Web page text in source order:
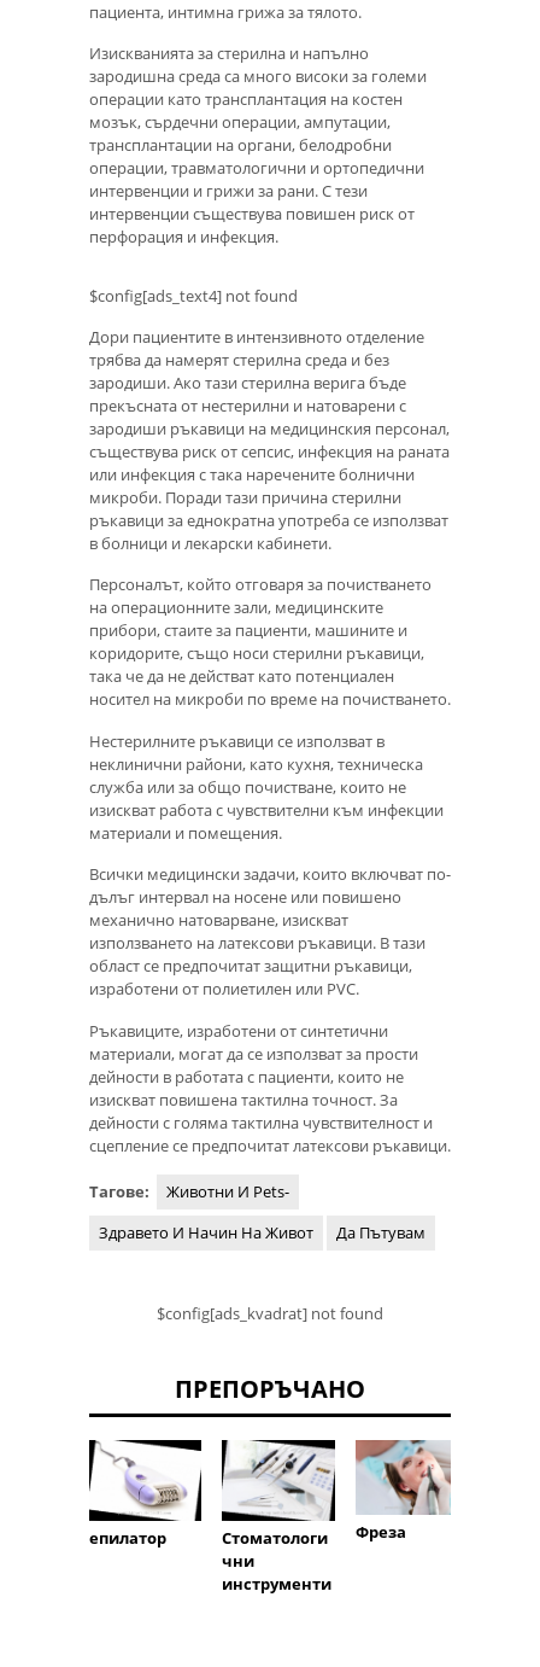
пациента, интимна грижа за тялото.
Изискванията за стерилна и напълно
зародишна среда са много високи за големи
операции като трансплантация на костен
мозък, сърдечни операции, ампутации,
трансплантации на органи, белодробни
операции, травматологични и ортопедични
интервенции и грижи за рани. С тези
интервенции съществува повишен риск от
перфорация и инфекция.
$config[ads_text4] not found
Дори пациентите в интензивното отделение
трябва да намерят стерилна среда и без
зародиши. Ако тази стерилна верига бъде
прекъсната от нестерилни и натоварени с
зародиши ръкавици на медицинския персонал,
съществува риск от сепсис, инфекция на раната
или инфекция с така наречените болнични
микроби. Поради тази причина стерилни
ръкавици за еднократна употреба се използват
в болници и лекарски кабинети.
Персоналът, който отговаря за почистването
на операционните зали, медицинските
прибори, стаите за пациенти, машините и
коридорите, също носи стерилни ръкавици,
така че да не действат като потенциален
носител на микроби по време на почистването.
Нестерилните ръкавици се използват в
неклинични райони, като кухня, техническа
служба или за общо почистване, които не
изискват работа с чувствителни към инфекции
материали и помещения.
Всички медицински задачи, които включват по-
дълъг интервал на носене или повишено
механично натоварване, изискват
използването на латексови ръкавици. В тази
област се предпочитат защитни ръкавици,
изработени от полиетилен или PVC.
Ръкавиците, изработени от синтетични
материали, могат да се използват за прости
дейности в работата с пациенти, които не
изискват повишена тактилна точност. За
дейности с голяма тактилна чувствителност и
сцепление се предпочитат латексови ръкавици.
Тагове:
Животни И Pets-
Здравето И Начин На Живот
Да Пътувам
$config[ads_kvadrat] not found
ПРЕПОРЪЧАНО
епилатор
Стоматологи
чни
инструменти
Фреза